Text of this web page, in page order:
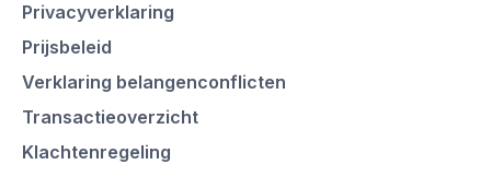
Privacyverklaring
Prijsbeleid
Verklaring belangenconflicten
Transactieoverzicht
Klachtenregeling